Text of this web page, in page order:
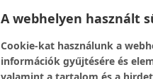
NodeMcu AZURE
TechFactory
The Developer Guy –
pont
A webhelyen használt
Cookie-kat használunk a
információk gyűjtésére és